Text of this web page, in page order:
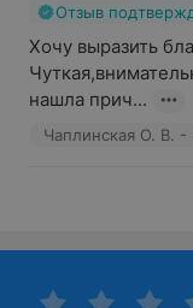
Отзыв
Хочу выразить
нашла прич...
Чаплинская О. В. -